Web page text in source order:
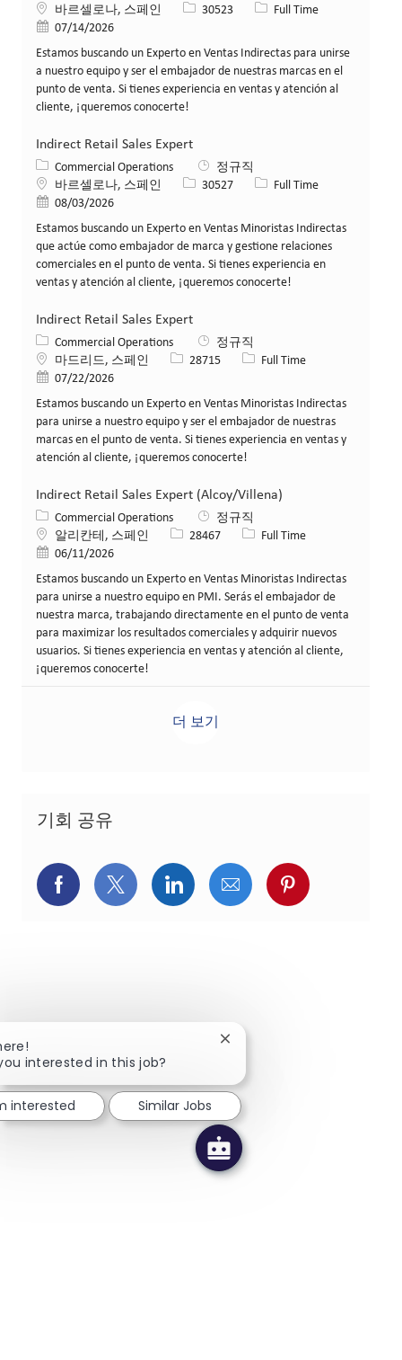
위치바르셀로나, 스페인 Job ID30523 Job 유형Full Time
게시일07/14/2026
Estamos buscando un Experto en Ventas Indirectas para unirse
a nuestro equipo y ser el embajador de nuestras marcas en el
punto de venta. Si tienes experiencia en ventas y atención al
cliente, ¡queremos conocerte!
Indirect Retail Sales Expert
카테고리
Commercial Operations
정규직
위치바르셀로나, 스페인 Job ID30527 Job 유형Full Time
게시일08/03/2026
Estamos buscando un Experto en Ventas Minoristas Indirectas
que actúe como embajador de marca y gestione relaciones
comerciales en el punto de venta. Si tienes experiencia en
ventas y atención al cliente, ¡queremos conocerte!
Indirect Retail Sales Expert
카테고리
Commercial Operations
정규직
위치마드리드, 스페인 Job ID28715 Job 유형Full Time
게시일07/22/2026
Estamos buscando un Experto en Ventas Minoristas Indirectas
para unirse a nuestro equipo y ser el embajador de nuestras
marcas en el punto de venta. Si tienes experiencia en ventas y
atención al cliente, ¡queremos conocerte!
Indirect Retail Sales Expert (Alcoy/Villena)
카테고리
Commercial Operations
정규직
위치알리칸테, 스페인 Job ID28467 Job 유형Full Time
게시일06/11/2026
Estamos buscando un Experto en Ventas Minoristas Indirectas
para unirse a nuestro equipo en PMI. Serás el embajador de
nuestra marca, trabajando directamente en el punto de venta
para maximizar los resultados comerciales y adquirir nuevos
usuarios. Si tienes experiencia en ventas y atención al cliente,
¡queremos conocerte!
더 보기
기회 공유
페이스북을 통해 공유
트위터를 통해 공유
링크드인을 통해 공유
이메일을 통해 공유
핀터레스트
interested in this job?
Close chatbot notification
interested Similar Jobs